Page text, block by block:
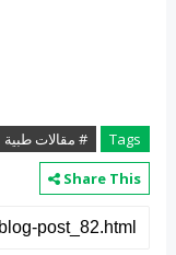
Tags
# مقالات طبية
Share This